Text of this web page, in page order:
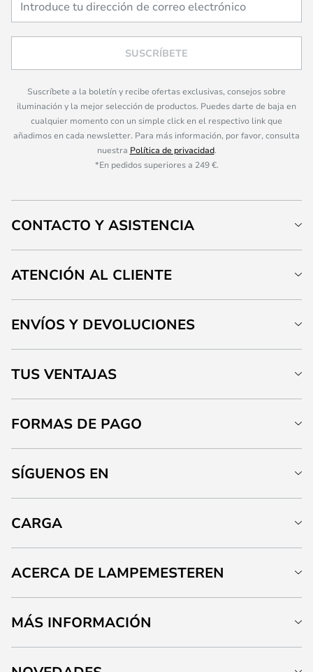
SUSCRÍBETE
Suscríbete a la boletín y recibe ofertas exclusivas, consejos sobre
iluminación y la mejor selección de productos. Puedes darte de baja en
cualquier momento con un simple click en el respectivo link que
añadimos en cada newsletter. Para más información, por favor, consulta
nuestra Política de privacidad.
*En pedidos superiores a 249 €.
CONTACTO Y ASISTENCIA
ATENCIÓN AL CLIENTE
ENVÍOS Y DEVOLUCIONES
TUS VENTAJAS
FORMAS DE PAGO
SÍGUENOS EN
CARGA
ACERCA DE LAMPEMESTEREN
MÁS INFORMACIÓN